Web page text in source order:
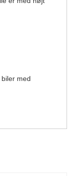
med